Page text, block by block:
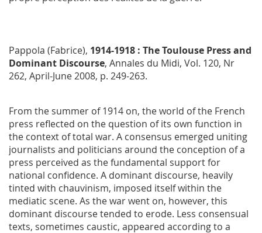
Pappola (Fabrice), 1914-1918 : The Toulouse Press and
Dominant Discourse, Annales du Midi, Vol. 120, Nr
262, April-June 2008, p. 249-263.
From the summer of 1914 on, the world of the French
press reflected on the question of its own function in
the context of total war. A consensus emerged uniting
journalists and politicians around the conception of a
press perceived as the fundamental support for
national confidence. A dominant discourse, heavily
tinted with chauvinism, imposed itself within the
mediatic scene. As the war went on, however, this
dominant discourse tended to erode. Less consensual
texts, sometimes caustic, appeared according to a